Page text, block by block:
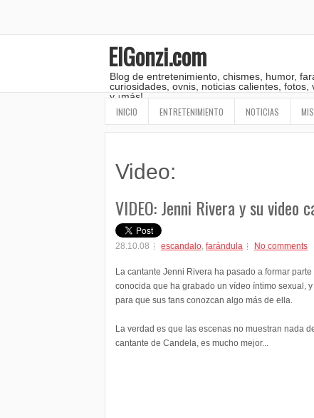
ElGonzi.com
Blog de entretenimiento, chismes, humor,
curiosidades, ovnis, noticias calientes, fotos,
y ¡más!
INICIO ENTRETENIMIENTO NOTICIAS
Video:
VIDEO: Jenni Rivera y su video
28.10.08 escandalo, farándula No comments
La cantante Jenni Rivera ha pasado a formar
conocida que ha grabado un vídeo íntimo sexual, y
para que sus fans conozcan algo más de ella.
La verdad es que las escenas no muestran nada
cantante de Candela, es mucho mejor...